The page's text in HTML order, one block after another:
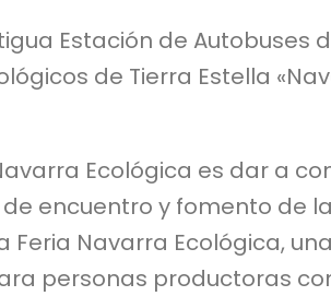
Estación de
de Tierra Estella
Ecológica es dar a
encuentro y fomento de
Feria Navarra Ecológica,
personas productoras